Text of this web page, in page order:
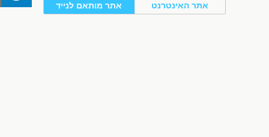
אתר מותאם לנייד אתר האינטרנט